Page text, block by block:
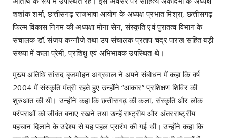
शशांक शर्मा, छत्तीसगढ़ राजभाषा आयोग के अध्यक्ष प्रभात मिश्रा, छत्तीसगढ़
फिल्म विकास निगम की अध्यक्षा मोना सेन, संस्कृति एवं पुरातत्व विभाग के
संचालक डॉ. संजय कन्नौजे तथा उप संचालक प्रताप चंद्र पारख सहित बड़ी
संख्या में कला प्रेमी, प्रशिक्षु एवं अभिभावक उपस्थित थे।
मुख्य अतिथि सांसद बृजमोहन अग्रवाल ने अपने संबोधन में कहा कि वर्ष
2004 में संस्कृति मंत्री रहते हुए उन्होंने “आकार” प्रशिक्षण शिविर की
शुरुआत की थी। उन्होंने कहा कि छत्तीसगढ़ की कला, संस्कृति और लोक
परंपराओं को जीवंत बनाए रखने तथा उन्हें राष्ट्रीय और अंतरराष्ट्रीय
पहचान दिलाने के उद्देश्य से यह पहल प्रारंभ की गई थी। उन्होंने कहा कि